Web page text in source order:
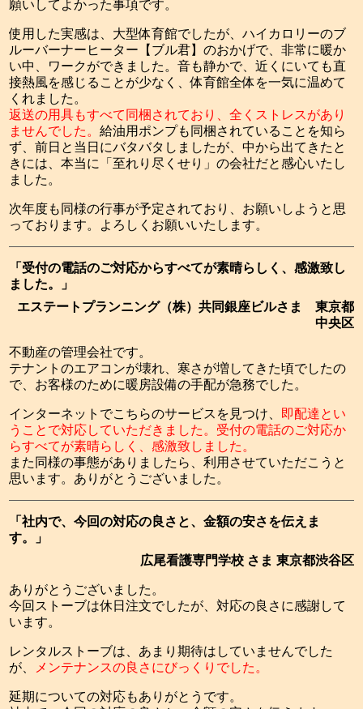
願いしてよかった事項です。
使用した実感は、大型体育館でしたが、ハイカロリーのブ
ルーバーナーヒーター【ブル君】のおかげで、非常に暖か
い中、ワークができました。音も静かで、近くにいても直
接熱風を感じることが少なく、体育館全体を一気に温めて
くれました。
返送の用具もすべて同梱されており、全くストレスがあり
ませんでした。給油用ポンプも同梱されていることを知ら
ず、前日と当日にバタバタしましたが、中から出てきたと
きには、本当に「至れり尽くせり」の会社だと感心いたし
ました。
次年度も同様の行事が予定されており、お願いしようと思
っております。よろしくお願いいたします。
「受付の電話のご対応からすべてが素晴らしく、感激致し
ました。」
エステートプランニング（株）共同銀座ビルさま 東京都
中央区
不動産の管理会社です。
テナントのエアコンが壊れ、寒さが増してきた頃でしたの
で、お客様のために暖房設備の手配が急務でした。
インターネットでこちらのサービスを見つけ、
即配達とい
うことで対応していただきました。受付の電話のご対応か
らすべてが素晴らしく、感激致しました。
また同様の事態がありましたら、利用させていただこうと
思います。ありがとうございました。
「社内で、今回の対応の良さと、金額の安さを伝えま
す。」
広尾看護専門学校 さま 東京都渋谷区
ありがとうございました。
今回ストーブは休日注文でしたが、対応の良さに感謝して
います。
レンタルストーブは、あまり期待はしていませんでした
が、
メンテナンスの良さにびっくりでした。
延期についての対応もありがとうです。